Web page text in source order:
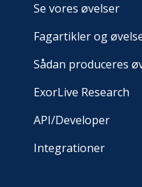
Se vores øvelser
Fagartikler og
Sådan produceres
ExorLive Research
API/Developer
Integrationer